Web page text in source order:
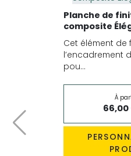
Planche de
composite
Cet élément de
l’encadrement
pou...
À
66,00
Précédent